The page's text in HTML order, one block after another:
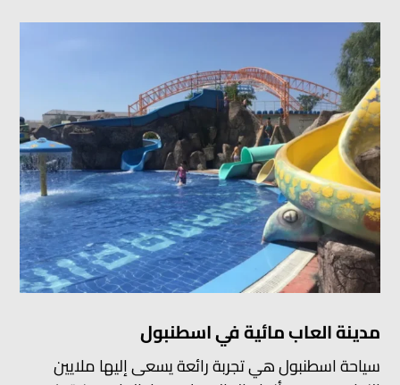
مدينة العاب مائية في اسطنبول
سياحة اسطنبول هي تجربة رائعة يسعى إليها ملايين